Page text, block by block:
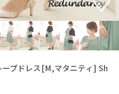
プドレス[M,マタニティ] Sh